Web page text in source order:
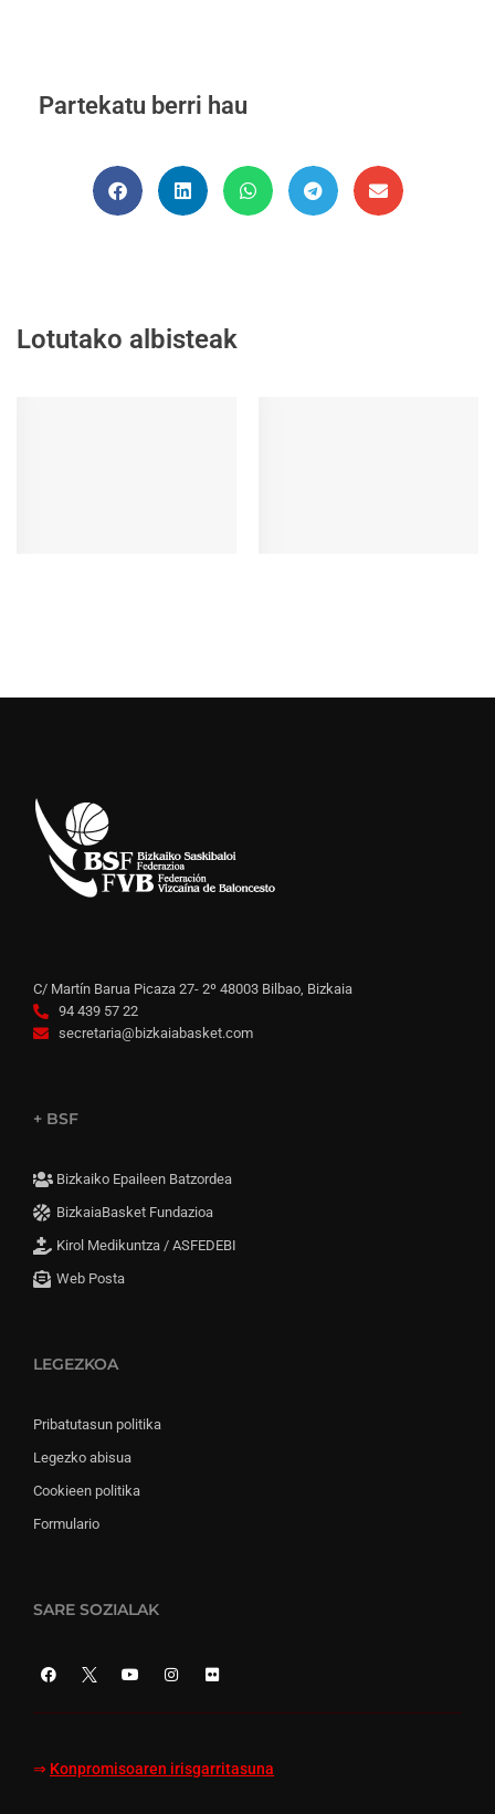
Partekatu berri hau
Lotutako albisteak
C/ Martín Barua Picaza 27- 2º 48003 Bilbao, Bizkaia
94 439 57 22
secretaria@bizkaiabasket.com
+ BSF
Bizkaiko Epaileen Batzordea
BizkaiaBasket Fundazioa
Kirol Medikuntza / ASFEDEBI
Web Posta
LEGEZKOA
Pribatutasun politika
Legezko abisua
Cookieen politika
Formulario
SARE SOZIALAK
⇒ Konpromisoaren irisgarritasuna